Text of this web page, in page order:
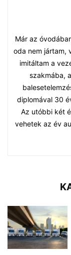
Már az
oda nem jártam,
imitáltam a
szakmába,
diplomával 30
Az utóbbi két
vehetek az év